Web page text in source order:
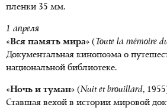
пленки 35 мм.
1 апреля
«Вся память мира» ( Toute la mémoire
Документальная кинопоэма о
национальной библиотеке.
«Ночь и туман» (Nuit et brouillard,
Ставшая вехой в истории мировой